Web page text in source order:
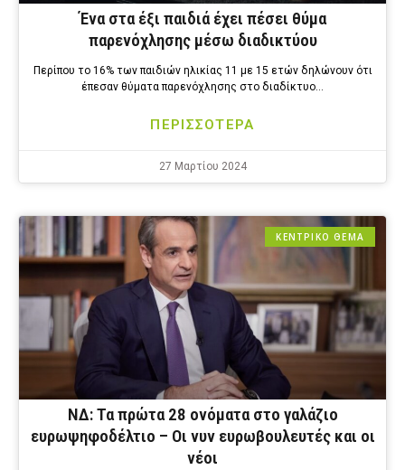
Ένα στα έξι παιδιά έχει πέσει θύμα
παρενόχλησης μέσω διαδικτύου
Περίπου το 16% των παιδιών ηλικίας 11 με 15 ετών δηλώνουν ότι
έπεσαν θύματα παρενόχλησης στο διαδίκτυο…
ΠΕΡΙΣΣΟΤΕΡΑ
27 Μαρτίου 2024
ΚΕΝΤΡΙΚΟ ΘΕΜΑ
ΝΔ: Τα πρώτα 28 ονόματα στο γαλάζιο
ευρωψηφοδέλτιο – Οι νυν ευρωβουλευτές και οι
νέοι